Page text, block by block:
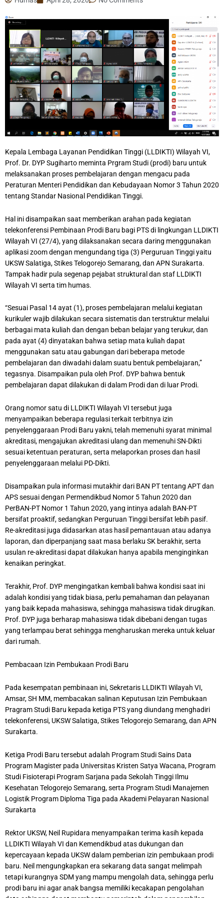
Kepala Lembaga Layanan Pendidikan Tinggi (LLDIKTI) Wilayah VI,
Prof. Dr. DYP Sugiharto meminta Prgram Studi (prodi) baru untuk
melaksanakan proses pembelajaran dengan mengacu pada
Peraturan Menteri Pendidikan dan Kebudayaan Nomor 3 Tahun 2020
tentang Standar Nasional Pendidikan Tinggi.
Hal ini disampaikan saat memberikan arahan pada kegiatan
telekonferensi Pembinaan Prodi Baru bagi PTS di lingkungan LLDIKTI
Wilayah VI (27/4), yang dilaksanakan secara daring menggunakan
aplikasi zoom dengan mengundang tiga (3) Perguruan Tinggi yaitu
UKSW Salatiga, Stikes Telogorejo Semarang, dan APN Surakarta.
Tampak hadir pula segenap pejabat struktural dan staf LLDIKTI
Wilayah VI serta tim humas.
“Sesuai Pasal 14 ayat (1), proses pembelajaran melalui kegiatan
kurikuler wajib dilakukan secara sistematis dan terstruktur melalui
berbagai mata kuliah dan dengan beban belajar yang terukur, dan
pada ayat (4) dinyatakan bahwa setiap mata kuliah dapat
menggunakan satu atau gabungan dari beberapa metode
pembelajaran dan diwadahi dalam suatu bentuk pembelajaran,”
tegasnya. Disampaikan pula oleh Prof. DYP bahwa bentuk
pembelajaran dapat dilakukan di dalam Prodi dan di luar Prodi.
Orang nomor satu di LLDIKTI Wilayah VI tersebut juga
menyampaikan beberapa regulasi terkait terbitnya izin
penyelenggaraan Prodi Baru yakni, telah memenuhi syarat minimal
akreditasi, mengajukan akreditasi ulang dan memenuhi SN-Dikti
sesuai ketentuan peraturan, serta melaporkan proses dan hasil
penyelenggaraan melalui PD-Dikti.
Disampaikan pula informasi mutakhir dari BAN PT tentang APT dan
APS sesuai dengan Permendikbud Nomor 5 Tahun 2020 dan
PerBAN-PT Nomor 1 Tahun 2020, yang intinya adalah BAN-PT
bersifat proaktif, sedangkan Perguruan Tinggi bersifat lebih pasif.
Re-akreditasi juga didasarkan atas hasil pemantauan atau adanya
laporan, dan diperpanjang saat masa berlaku SK berakhir, serta
usulan re-akreditasi dapat dilakukan hanya apabila menginginkan
kenaikan peringkat.
Terakhir, Prof. DYP mengingatkan kembali bahwa kondisi saat ini
adalah kondisi yang tidak biasa, perlu pemahaman dan pelayanan
yang baik kepada mahasiswa, sehingga mahasiswa tidak dirugikan.
Prof. DYP juga berharap mahasiswa tidak dibebani dengan tugas
yang terlampau berat sehingga mengharuskan mereka untuk keluar
dari rumah.
Pembacaan Izin Pembukaan Prodi Baru
Pada kesempatan pembinaan ini, Sekretaris LLDIKTI Wilayah VI,
Amsar, SH MM, membacakan salinan Keputusan Izin Pembukaan
Pragram Studi Baru kepada ketiga PTS yang diundang menghadiri
telekonferensi, UKSW Salatiga, Stikes Telogorejo Semarang, dan APN
Surakarta.
Ketiga Prodi Baru tersebut adalah Program Studi Sains Data
Program Magister pada Universitas Kristen Satya Wacana, Program
Studi Fisioterapi Program Sarjana pada Sekolah Tinggi Ilmu
Kesehatan Telogorejo Semarang, serta Program Studi Manajemen
Logistik Program Diploma Tiga pada Akademi Pelayaran Nasional
Surakarta
Rektor UKSW, Neil Rupidara menyampaikan terima kasih kepada
LLDIKTI Wilayah VI dan Kemendikbud atas dukungan dan
kepercayaan kepada UKSW dalam pemberian izin pembukaan prodi
baru. Neil mengungkapkan era sekarang data sangat melimpah
tetapi kurangnya SDM yang mampu mengolah data, sehingga perlu
prodi baru ini agar anak bangsa memiliki kecakapan pengolahan